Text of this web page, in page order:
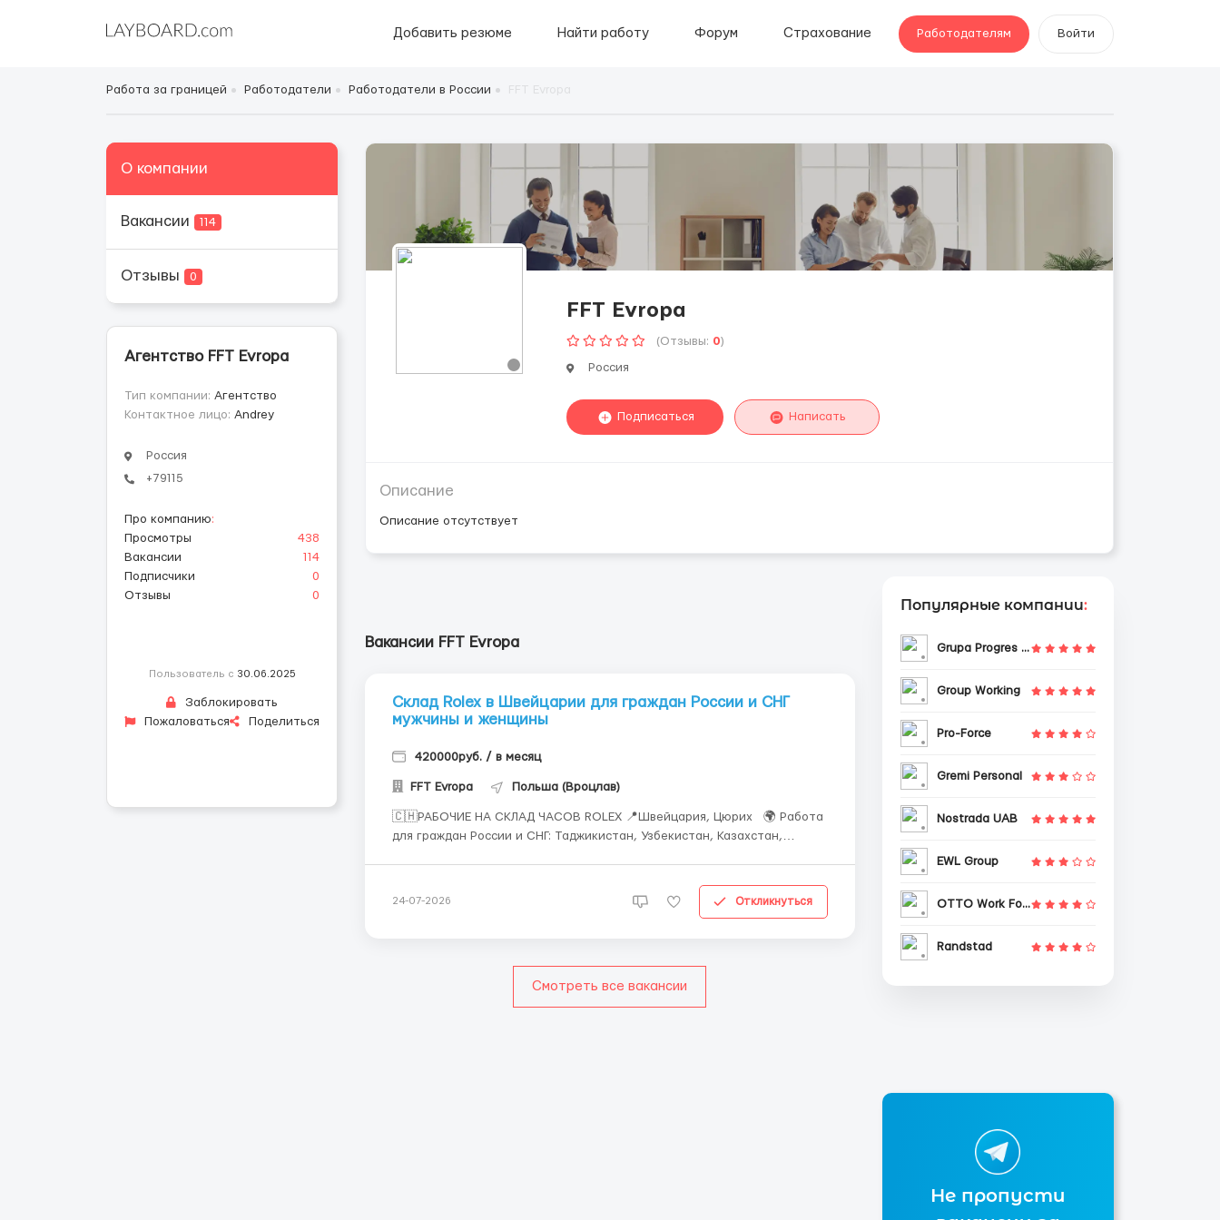
Добавить резюме Найти работу Форум Страхование Работодателям Войти
Работа за границей Работодатели Работодатели в России
О компании
Вакансии 114
Отзывы 0
Агентство FFT Evropa
Тип компании: Агентство
Контактное лицо: Andrey
Россия
+79115
Про компанию:
Просмотры
438
Вакансии
114
Подписчики
0
Отзывы
0
Пользователь с 30.06.2025
Заблокировать
Пожаловаться
Поделиться
FFT Evropa
(Отзывы: 0)
Россия
Подписаться Написать
Описание
Описание отсутствует
Вакансии FFT Evropa
Склад Rolex в Швейцарии для граждан России и СНГ
мужчины и женщины
420000руб. / в месяц
FFT Evropa Польша (Вроцлав)
🇨🇭РАБОЧИЕ НА СКЛАД ЧАСОВ ROLEX 📍Швейцария, Цюрих 🌍 Работа
для граждан России и СНГ: Таджикистан, Узбекистан, Казахстан,
24-07-2026 Откликнуться
Смотреть все вакансии
Популярные компании:
Grupa Progres Sp. z o.o.
Group Working
Pro-Force
Gremi Personal
Nostrada UAB
EWL Group
OTTO Work Force
Randstad
Не пропусти